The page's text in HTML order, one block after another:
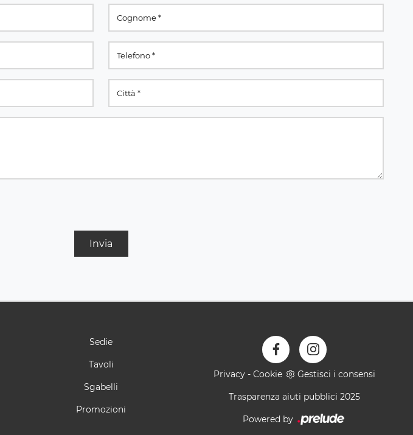
Invia
Sedie
Tavoli
Sgabelli
Promozioni
Privacy - Cookie Gestisci i consensi
Trasparenza aiuti pubblici 2025
Powered by